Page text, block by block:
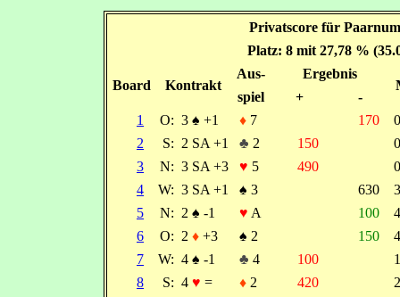
Privatscore für
Platz: 8 mit 27,78 %
Board Kontrakt
Aus- Ergebnis
spiel +
-
1
O: 3 ♠ +1 ♦ 7 170
2
S: 2 SA +1 ♣ 2 150
3
N: 3 SA +3 ♥ 5 490
4
W: 3 SA +1 ♠ 3 630
5
N: 2 ♠ -1 ♥ A 100
6
O: 2 ♦ +3 ♠ 2 150
7
W: 4 ♠ -1 ♣ 4 100
8
S: 4 ♥ = ♦ 2 420